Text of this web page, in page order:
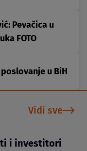
Pevačica u
FOTO
u BiH
Vidi sve
i investitori